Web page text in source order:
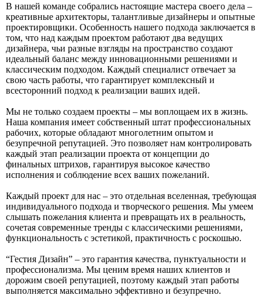
В нашей команде собрались настоящие мастера своего дела –
креативные архитекторы, талантливые дизайнеры и опытные
проектировщики. Особенность нашего подхода заключается в
том, что над каждым проектом работают два ведущих
дизайнера, чьи разные взгляды на пространство создают
идеальный баланс между инновационными решениями и
классическим подходом. Каждый специалист отвечает за
свою часть работы, что гарантирует комплексный и
всесторонний подход к реализации ваших идей.
Мы не только создаем проекты – мы воплощаем их в жизнь.
Наша компания имеет собственный штат профессиональных
рабочих, которые обладают многолетним опытом и
безупречной репутацией. Это позволяет нам контролировать
каждый этап реализации проекта от концепции до
финальных штрихов, гарантируя высокое качество
исполнения и соблюдение всех ваших пожеланий.
Каждый проект для нас – это отдельная вселенная, требующая
индивидуального подхода и творческого решения. Мы умеем
слышать пожелания клиента и превращать их в реальность,
сочетая современные тренды с классическими решениями,
функциональность с эстетикой, практичность с роскошью.
“Гестия Дизайн” – это гарантия качества, пунктуальности и
профессионализма. Мы ценим время наших клиентов и
дорожим своей репутацией, поэтому каждый этап работы
выполняется максимально эффективно и безупречно.